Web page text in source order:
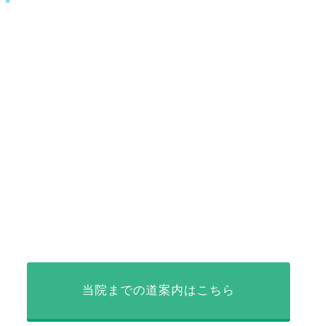
当院までの道案内はこちら